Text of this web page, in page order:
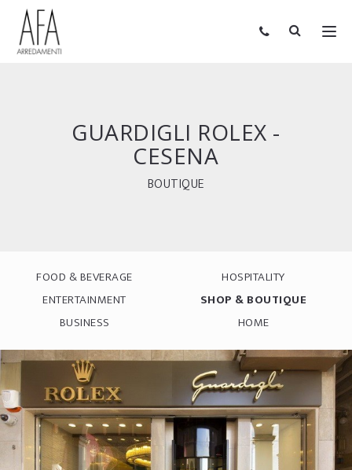
GUARDIGLI ROLEX -
CESENA
BOUTIQUE
FOOD & BEVERAGE
HOSPITALITY
ENTERTAINMENT
SHOP & BOUTIQUE
BUSINESS
HOME